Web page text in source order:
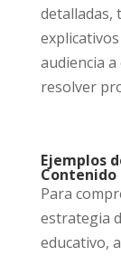
detalladas,
audiencia
resolver
Ejemplos
Contenido
Para
estrategia
educativo,